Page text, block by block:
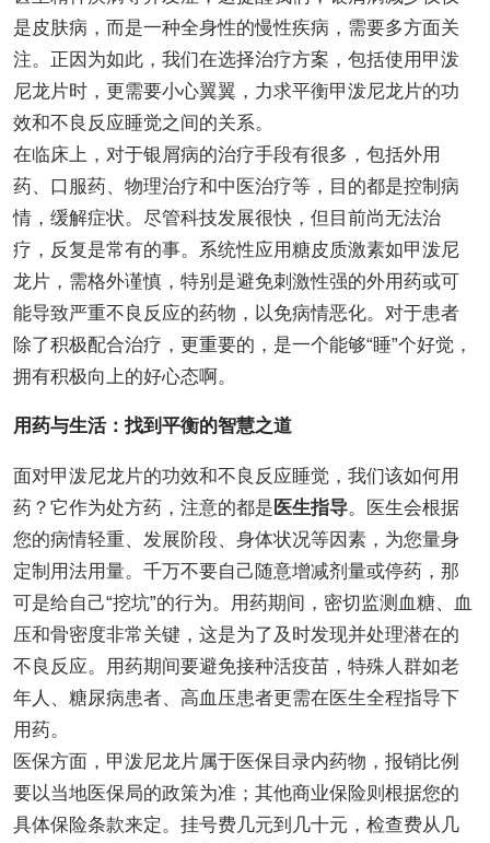
是皮肤病，而是一种全身性的慢性疾病，需要多方面关
注。正因为如此，我们在选择治疗方案，包括使用甲泼
尼龙片时，更需要小心翼翼，力求平衡甲泼尼龙片的功
效和不良反应睡觉之间的关系。
在临床上，对于银屑病的治疗手段有很多，包括外用
药、口服药、物理治疗和中医治疗等，目的都是控制病
情，缓解症状。尽管科技发展很快，但目前尚无法治
疗，反复是常有的事。系统性应用糖皮质激素如甲泼尼
龙片，需格外谨慎，特别是避免刺激性强的外用药或可
能导致严重不良反应的药物，以免病情恶化。对于患者
除了积极配合治疗，更重要的，是一个能够“睡”个好觉，
拥有积极向上的好心态啊。
用药与生活：找到平衡的智慧之道
面对甲泼尼龙片的功效和不良反应睡觉，我们该如何用
药？它作为处方药，注意的都是 医生指导。医生会根据
您的病情轻重、发展阶段、身体状况等因素，为您量身
定制用法用量。千万不要自己随意增减剂量或停药，那
可是给自己“挖坑”的行为。用药期间，密切监测血糖、血
压和骨密度非常关键，这是为了及时发现并处理潜在的
不良反应。用药期间要避免接种活疫苗，特殊人群如老
年人、糖尿病患者、高血压患者更需在医生全程指导下
用药。
医保方面，甲泼尼龙片属于医保目录内药物，报销比例
要以当地医保局的政策为准；其他商业保险则根据您的
具体保险条款来定。挂号费几元到几十元，检查费从几